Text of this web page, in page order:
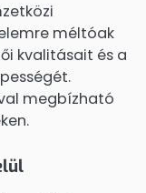
méltóak
kvalitásait és a
megbízható